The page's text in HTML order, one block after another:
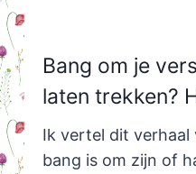
Bang om je
laten trekken?
Ik vertel dit verhaal
bang is om zijn of